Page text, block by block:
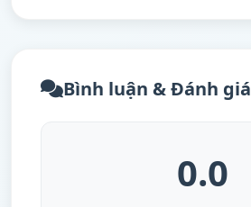
Bình luận & Đánh giá
0.0